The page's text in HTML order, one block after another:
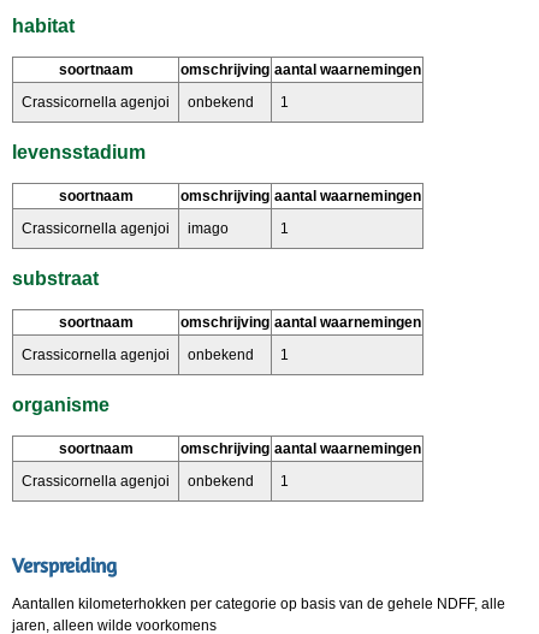
habitat
soortnaam omschrijving aantal waarnemingen
Crassicornella agenjoi
onbekend 1
levensstadium
soortnaam omschrijving aantal waarnemingen
Crassicornella agenjoi
imago 1
substraat
soortnaam omschrijving aantal waarnemingen
Crassicornella agenjoi
onbekend 1
organisme
soortnaam omschrijving aantal waarnemingen
Crassicornella agenjoi
onbekend 1
Verspreiding
Aantallen kilometerhokken per categorie op basis van de gehele NDFF, alle
jaren, alleen wilde voorkomens